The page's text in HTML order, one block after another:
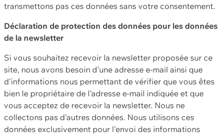
transmettons pas ces données sans votre consentement.
Déclaration de protection des données pour les données
de la newsletter
Si vous souhaitez recevoir la newsletter proposée sur ce
site, nous avons besoin d'une adresse e-mail ainsi que
d'informations nous permettant de vérifier que vous êtes
bien le propriétaire de l'adresse e-mail indiquée et que
vous acceptez de recevoir la newsletter. Nous ne
collectons pas d'autres données. Nous utilisons ces
données exclusivement pour l'envoi des informations